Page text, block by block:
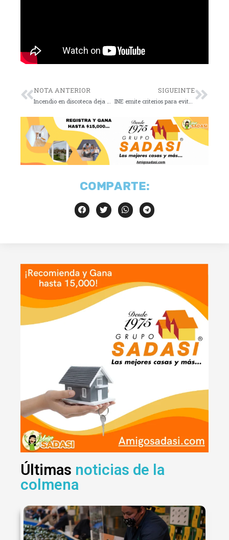
NOTA ANTERIOR SIGUEINTE
INE emite criterios para evitar votos nulos
COMPARTE:
Últimas noticias de la
colmena